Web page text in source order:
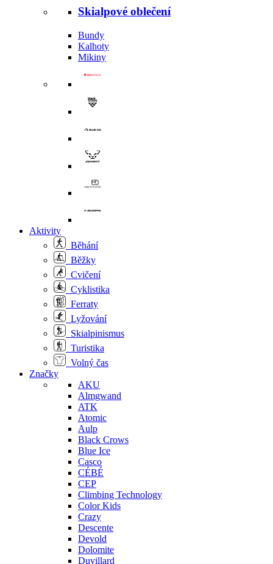
Skialpové oblečení
Bundy
Kalhoty
Mikiny
Aktivity
Běhání
Běžky
Cvičení
Cyklistika
Ferraty
Lyžování
Skialpinismus
Turistika
Volný čas
Značky
AKU
Almgwand
ATK
Atomic
Aulp
Black Crows
Blue Ice
Casco
CÉBÉ
CEP
Climbing Technology
Color Kids
Crazy
Descente
Devold
Dolomite
Duvillard